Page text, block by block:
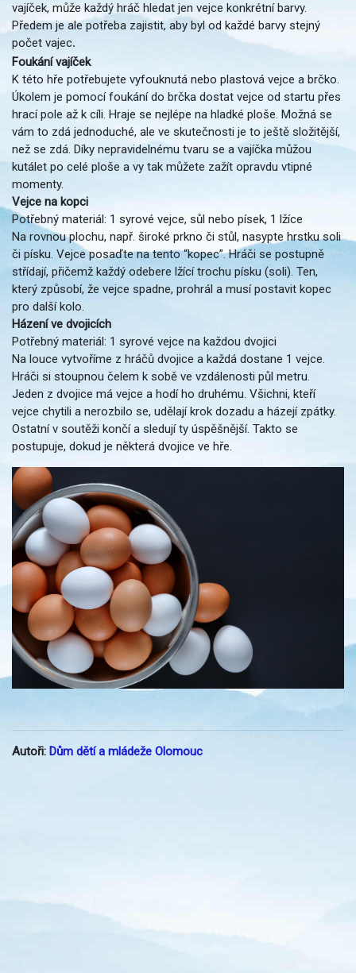
vajíček, může každý hráč hledat jen vejce konkrétní barvy.
Předem je ale potřeba zajistit, aby byl od každé barvy stejný
počet vajec.
Foukání vajíček
K této hře potřebujete vyfouknutá nebo plastová vejce a brčko.
Úkolem je pomocí foukání do brčka dostat vejce od startu přes
hrací pole až k cíli. Hraje se nejlépe na hladké ploše. Možná se
vám to zdá jednoduché, ale ve skutečnosti je to ještě složitější,
než se zdá. Díky nepravidelnému tvaru se a vajíčka můžou
kutálet po celé ploše a vy tak můžete zažít opravdu vtipné
momenty.
Vejce na kopci
Potřebný materiál: 1 syrové vejce, sůl nebo písek, 1 lžíce
Na rovnou plochu, např. široké prkno či stůl, nasypte hrstku soli
či písku. Vejce posaďte na tento “kopec”. Hráči se postupně
střídají, přičemž každý odebere lžící trochu písku (soli). Ten,
který způsobí, že vejce spadne, prohrál a musí postavit kopec
pro další kolo.
Házení ve dvojicích
Potřebný materiál: 1 syrové vejce na každou dvojici
Na louce vytvoříme z hráčů dvojice a každá dostane 1 vejce.
Hráči si stoupnou čelem k sobě ve vzdálenosti půl metru.
Jeden z dvojice má vejce a hodí ho druhému. Všichni, kteří
vejce chytili a nerozbilo se, udělají krok dozadu a házejí zpátky.
Ostatní v soutěži končí a sledují ty úspěšnější. Takto se
postupuje, dokud je některá dvojice ve hře.
Autoři: Dům dětí a mládeže Olomouc